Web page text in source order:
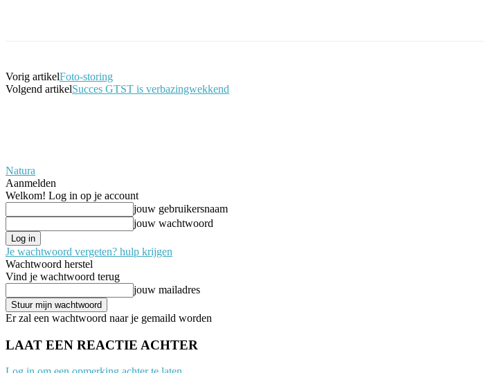
Vorig artikelFoto-storing
Volgend artikelSucces GTST is verbazingwekkend
Natura
Aanmelden
Welkom! Log in op je account
jouw gebruikersnaam
jouw wachtwoord
Je wachtwoord vergeten? hulp krijgen
Wachtwoord herstel
Vind je wachtwoord terug
jouw mailadres
Er zal een wachtwoord naar je gemaild worden
LAAT EEN REACTIE ACHTER